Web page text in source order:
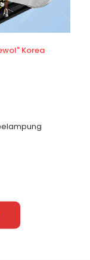
Korea